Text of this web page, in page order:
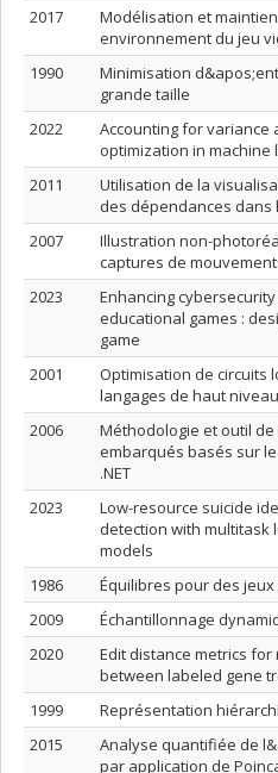
2017
Modélisation et
environnement du jeu
1990
Minimisation
grande taille
2022
Accounting for
optimization in machine
2011
Utilisation de la
des dépendances dans
2007
Illustration non-
captures de
2023
Enhancing
educational games :
game
2001
Optimisation de circuits
langages de haut niveau
2006
Méthodologie et outil
embarqués basés sur
.NET
2023
Low-resource suicide
detection with multitask
models
1986
Équilibres pour des
2009
Échantillonnage
2020
Edit distance metrics
between labeled gene
1999
Représentation
2015
Analyse quantifiée de
par application de